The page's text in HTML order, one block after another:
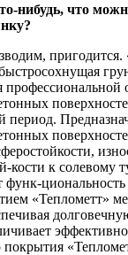
нибудь, что
профессиональной
период.
кости к солевому
циональность
«Теплометт»